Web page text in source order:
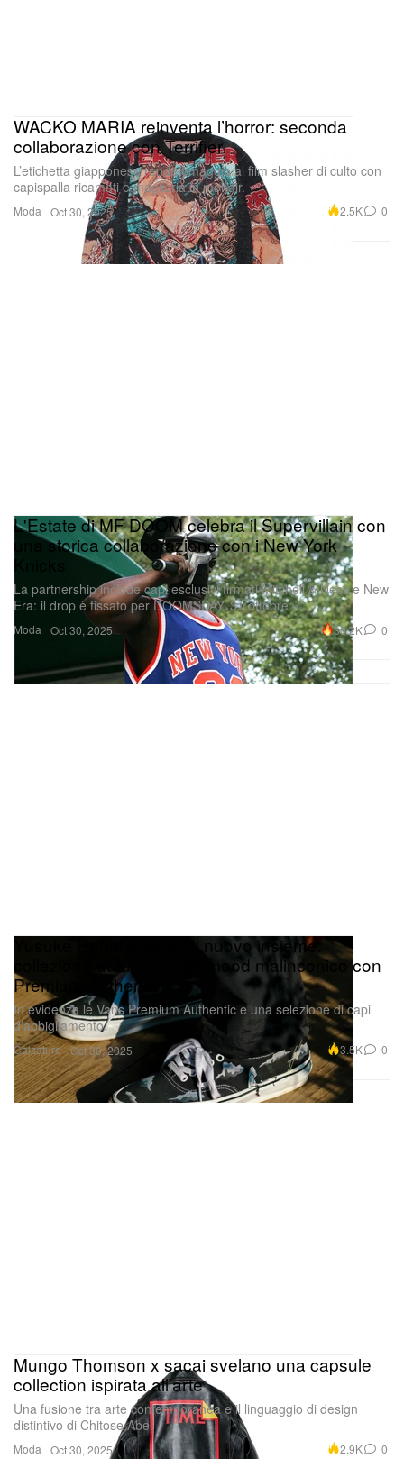
Moda
WACKO MARIA reinventa l’horror: seconda
collaborazione con Terrifier
L’etichetta giapponese rende omaggio al film slasher di culto con
capispalla ricamati e maglieria in mohair.
Oct 30, 2025 2.5K 0
Moda
L'Estate di MF DOOM celebra il Supervillain con
una storica collaborazione con i New York
La partnership include capi esclusivi firmati Mitchell & Ness e New
Era: il drop è fissato per DOOMSDAY, 31 ottobre.
Oct 30, 2025 30.2K 0
Calzature
Yusuke Hanai e Vans di nuovo insieme:
collezione autunnale dal mood malinconico con
Premium Authentic
In evidenza le Vans Premium Authentic e una selezione di capi
d’abbigliamento.
Oct 30, 2025 3.5K 0
Moda
Mungo Thomson x sacai svelano una capsule
collection ispirata all’arte
Una fusione tra arte contemporanea e il linguaggio di design
distintivo di Chitose Abe.
Oct 30, 2025 2.9K 0